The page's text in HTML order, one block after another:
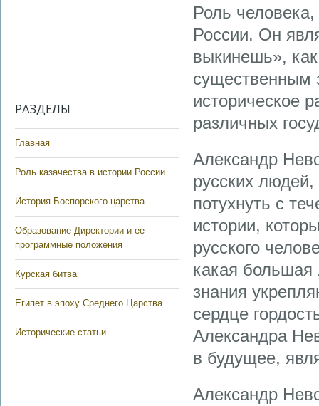
РАЗДЕЛЫ
Главная
Роль казачества в истории России
История Боспорского царства
Образование Директории и ее
программные положения
Курская битва
Египет в эпоху Среднего Царства
Исторические статьи
Роль
России. Он
выкинешь»,
существенным
историческое
различных
Александр
русских людей,
потухнуть с
истории,
русского
какая
знания
сердце
Александра
в будущее,
Александр